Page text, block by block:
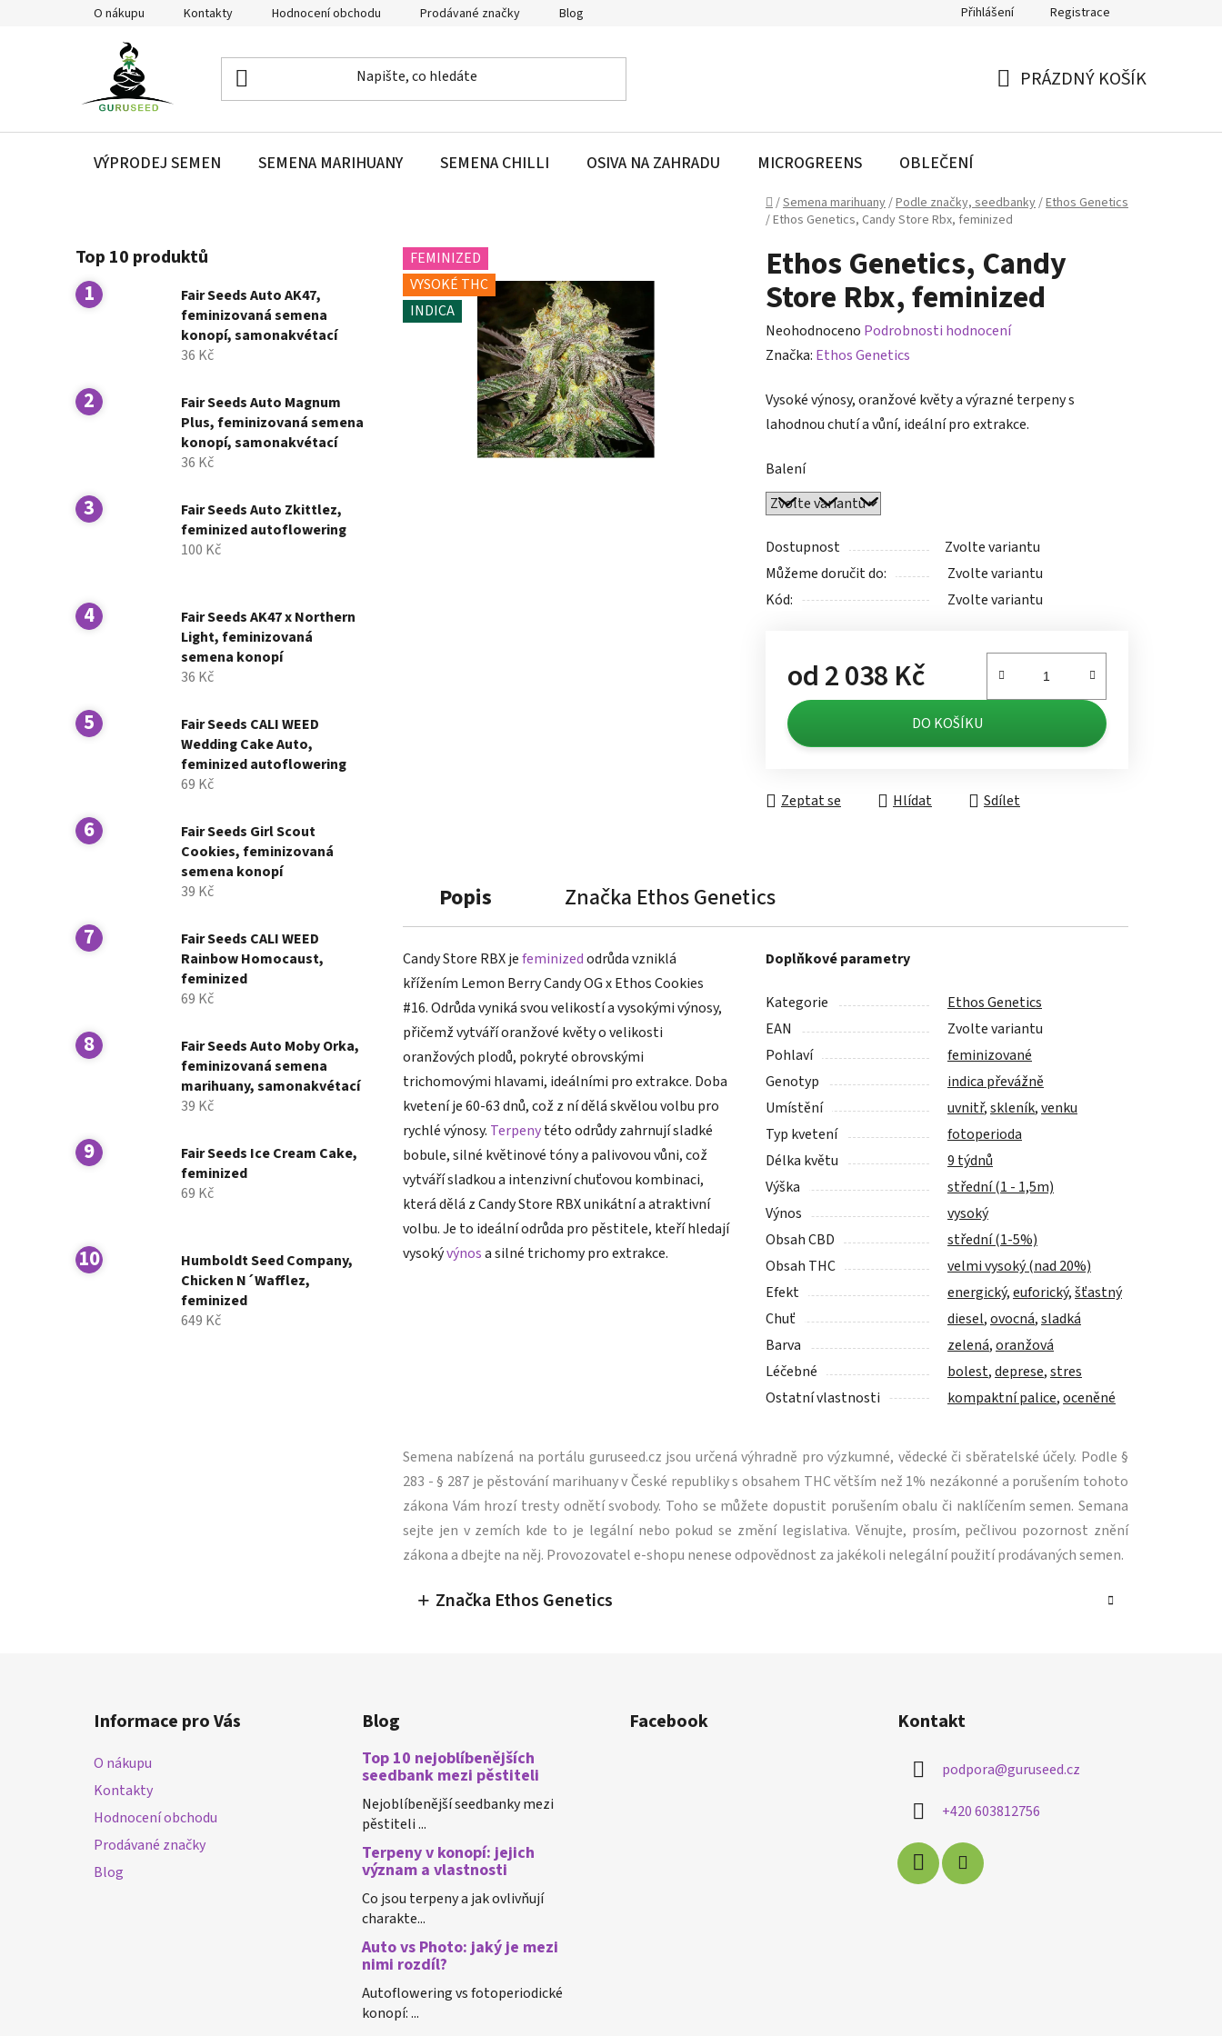
O nákupu Kontakty Hodnocení obchodu Prodávané značky Blog Přihlášení Registrace
PRÁZDNÝ KOŠÍK
VÝPRODEJ SEMEN SEMENA MARIHUANY SEMENA CHILLI OSIVA NA ZAHRADU MICROGREENS OBLEČENÍ
Domů
/Semena marihuany/Podle značky, seedbanky/Ethos Genetics
/Ethos Genetics, Candy Store Rbx, feminized
o
s
t
n
n
n
e
Top 10 produktů
Fair Seeds Auto AK47,
feminizovaná semena
konopí, samonakvétací
36 Kč
Fair Seeds Auto Magnum
Plus, feminizovaná semena
konopí, samonakvétací
36 Kč
Fair Seeds Auto Zkittlez,
feminized autoflowering
100 Kč
Fair Seeds AK47 x Northern
Light, feminizovaná
semena konopí
36 Kč
Fair Seeds CALI WEED
Wedding Cake Auto,
feminized autoflowering
69 Kč
Fair Seeds Girl Scout
Cookies, feminizovaná
semena konopí
39 Kč
Fair Seeds CALI WEED
Rainbow Homocaust,
feminized
69 Kč
Fair Seeds Auto Moby Orka,
feminizovaná semena
marihuany, samonakvétací
39 Kč
Fair Seeds Ice Cream Cake,
feminized
69 Kč
Humboldt Seed Company,
Chicken N´Wafflez,
feminized
649 Kč
Ethos Genetics, Candy
Store Rbx, feminized
Průměrné
hodnocení
je
0,0
5
hvězdiček.
Neohodnoceno Podrobnosti hodnocení
Značka: Ethos Genetics
Vysoké výnosy, oranžové květy a výrazné terpeny s
lahodnou chutí a vůní, ideální pro extrakce.
Balení
Dostupnost
Zvolte variantu
Můžeme doručit do:
Zvolte variantu
Kód:
Zvolte variantu
od2 038 Kč
Měrná cena:
DO KOŠÍKU
Zeptat se Hlídat Sdílet
FEMINIZED
VYSOKÉ THC
INDICA
Popis Značka Ethos Genetics
Candy Store RBX jefeminizedodrůda vzniklá
křížením Lemon Berry Candy OG x Ethos Cookies
#16. Odrůda vyniká svou velikostí a vysokými výnosy,
přičemž vytváří oranžové květy o velikosti
oranžových plodů, pokryté obrovskými
trichomovými hlavami, ideálními pro extrakce. Doba
kvetení je 60-63 dnů, což z ní dělá skvělou volbu pro
rychlé výnosy. Terpenytéto odrůdy zahrnují sladké
bobule, silné květinové tóny a palivovou vůni, což
vytváří sladkou a intenzivní chuťovou kombinaci,
která dělá z Candy Store RBX unikátní a atraktivní
volbu. Je to ideální odrůda pro pěstitele, kteří hledají
vysokývýnosa silné trichomy pro extrakce.
Doplňkové parametry
Kategorie
Ethos Genetics
EAN
Zvolte variantu
Pohlaví
feminizované
Genotyp
indica převážně
Umístění
uvnitř,skleník,venku
Typ kvetení
fotoperioda
Délka květu
9 týdnů
Výška
střední (1 - 1,5m)
Výnos
vysoký
Obsah CBD
střední (1-5%)
Obsah THC
velmi vysoký (nad 20%)
Efekt
energický,euforický,šťastný
Chuť
diesel,ovocná,sladká
Barva
zelená,oranžová
Léčebné
bolest,deprese,stres
Ostatní vlastnosti
kompaktní palice,oceněné
Semena nabízená na portálu guruseed.cz jsou určená výhradně pro výzkumné, vědecké či sběratelské účely. Podle §
283 - § 287 je pěstování marihuany v České republiky s obsahem THC větším než 1% nezákonné a porušením tohoto
zákona Vám hrozí tresty odnětí svobody. Toho se můžete dopustit porušením obalu či naklíčením semen. Semana
sejte jen v zemích kde to je legální nebo pokud se změní legislativa. Věnujte, prosím, pečlivou pozornost znění
zákona a dbejte na něj. Provozovatel e-shopu nenese odpovědnost za jakékoli nelegální použití prodávaných semen.
Značka Ethos Genetics
Informace pro Vás
O nákupu
Kontakty
Hodnocení obchodu
Prodávané značky
Blog
Blog
Top 10 nejoblíbenějších
seedbank mezi pěstiteli
Nejoblíbenější seedbanky mezi
pěstiteli ...
Terpeny v konopí: jejich
význam a vlastnosti
Co jsou terpeny a jak ovlivňují
charakte...
Auto vs Photo: jaký je mezi
nimi rozdíl?
Autoflowering vs fotoperiodické
konopí: ...
Facebook Kontakt
podpora@guruseed.cz
+420 603812756